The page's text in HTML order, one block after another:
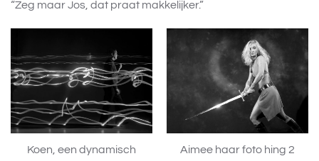
“Zeg maar Jos, dat praat makkelijker.”
Koen, een dynamisch
Aimee haar foto hing 2